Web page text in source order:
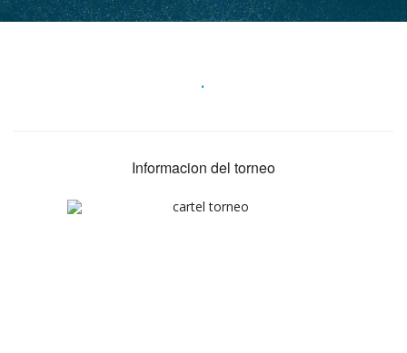
.
Informacion del torneo